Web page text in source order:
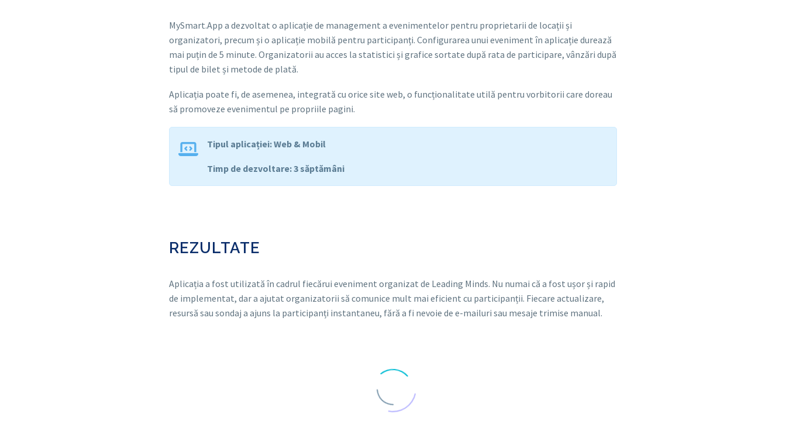
MySmart.App a dezvoltat o aplicație de management a evenimentelor pentru proprietarii de locații și
organizatori, precum și o aplicație mobilă pentru participanți. Configurarea unui eveniment în aplicație durează
mai puțin de 5 minute. Organizatorii au acces la statistici și grafice sortate după rata de participare, vânzări după
tipul de bilet și metode de plată.
Aplicația poate fi, de asemenea, integrată cu orice site web, o funcționalitate utilă pentru vorbitorii care doreau
să promoveze evenimentul pe propriile pagini.
Tipul aplicației: Web & Mobil
Timp de dezvoltare: 3 săptămâni
REZULTATE
Aplicația a fost utilizată în cadrul fiecărui eveniment organizat de Leading Minds. Nu numai că a fost ușor și rapid
de implementat, dar a ajutat organizatorii să comunice mult mai eficient cu participanții. Fiecare actualizare,
resursă sau sondaj a ajuns la participanți instantaneu, fără a fi nevoie de e-mailuri sau mesaje trimise manual.